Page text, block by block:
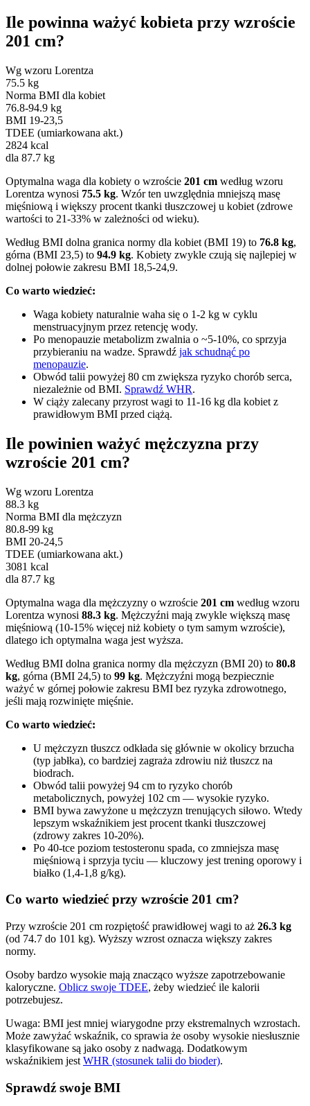
Ile powinna ważyć kobieta przy wzroście
201 cm?
Wg wzoru Lorentza
75.5 kg
Norma BMI dla kobiet
76.8-94.9 kg
BMI 19-23,5
TDEE (umiarkowana akt.)
2824 kcal
dla 87.7 kg
Optymalna waga dla kobiety o wzroście 201 cm według wzoru
Lorentza wynosi 75.5 kg. Wzór ten uwzględnia mniejszą masę
mięśniową i większy procent tkanki tłuszczowej u kobiet (zdrowe
wartości to 21-33% w zależności od wieku).
Według BMI dolna granica normy dla kobiet (BMI 19) to 76.8 kg,
górna (BMI 23,5) to 94.9 kg. Kobiety zwykle czują się najlepiej w
dolnej połowie zakresu BMI 18,5-24,9.
Co warto wiedzieć:
Waga kobiety naturalnie waha się o 1-2 kg w cyklu
menstruacyjnym przez retencję wody.
Po menopauzie metabolizm zwalnia o ~5-10%, co sprzyja
przybieraniu na wadze. Sprawdź jak schudnąć po
menopauzie.
Obwód talii powyżej 80 cm zwiększa ryzyko chorób serca,
niezależnie od BMI. Sprawdź WHR.
W ciąży zalecany przyrost wagi to 11-16 kg dla kobiet z
prawidłowym BMI przed ciążą.
Ile powinien ważyć mężczyzna przy
wzroście 201 cm?
Wg wzoru Lorentza
88.3 kg
Norma BMI dla mężczyzn
80.8-99 kg
BMI 20-24,5
TDEE (umiarkowana akt.)
3081 kcal
dla 87.7 kg
Optymalna waga dla mężczyzny o wzroście 201 cm według wzoru
Lorentza wynosi 88.3 kg. Mężczyźni mają zwykle większą masę
mięśniową (10-15% więcej niż kobiety o tym samym wzroście),
dlatego ich optymalna waga jest wyższa.
Według BMI dolna granica normy dla mężczyzn (BMI 20) to 80.8
kg, górna (BMI 24,5) to 99 kg. Mężczyźni mogą bezpiecznie
ważyć w górnej połowie zakresu BMI bez ryzyka zdrowotnego,
jeśli mają rozwinięte mięśnie.
Co warto wiedzieć:
U mężczyzn tłuszcz odkłada się głównie w okolicy brzucha
(typ jabłka), co bardziej zagraża zdrowiu niż tłuszcz na
biodrach.
Obwód talii powyżej 94 cm to ryzyko chorób
metabolicznych, powyżej 102 cm — wysokie ryzyko.
BMI bywa zawyżone u mężczyzn trenujących siłowo. Wtedy
lepszym wskaźnikiem jest procent tkanki tłuszczowej
(zdrowy zakres 10-20%).
Po 40-tce poziom testosteronu spada, co zmniejsza masę
mięśniową i sprzyja tyciu — kluczowy jest trening oporowy i
białko (1,4-1,8 g/kg).
Co warto wiedzieć przy wzroście 201 cm?
Przy wzroście 201 cm rozpiętość prawidłowej wagi to aż 26.3 kg
(od 74.7 do 101 kg). Wyższy wzrost oznacza większy zakres
normy.
Osoby bardzo wysokie mają znacząco wyższe zapotrzebowanie
kaloryczne. Oblicz swoje TDEE, żeby wiedzieć ile kalorii
potrzebujesz.
Uwaga: BMI jest mniej wiarygodne przy ekstremalnych wzrostach.
Może zawyżać wskaźnik, co sprawia że osoby wysokie niesłusznie
klasyfikowane są jako osoby z nadwagą. Dodatkowym
wskaźnikiem jest WHR (stosunek talii do bioder).
Sprawdź swoje BMI